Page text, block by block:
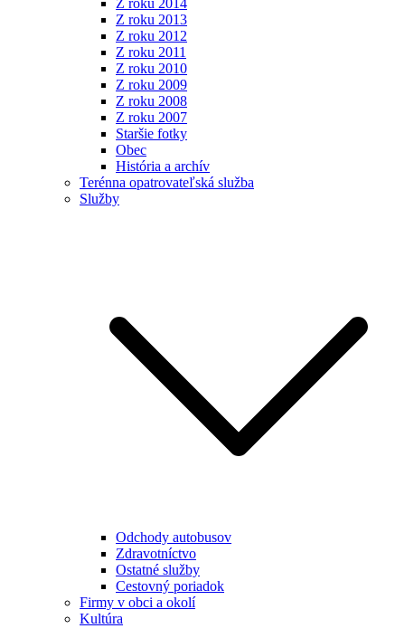
Z roku 2014
Z roku 2013
Z roku 2012
Z roku 2011
Z roku 2010
Z roku 2009
Z roku 2008
Z roku 2007
Staršie fotky
Obec
História a archív
Terénna opatrovateľská služba
Služby
Odchody autobusov
Zdravotníctvo
Ostatné služby
Cestovný poriadok
Firmy v obci a okolí
Kultúra